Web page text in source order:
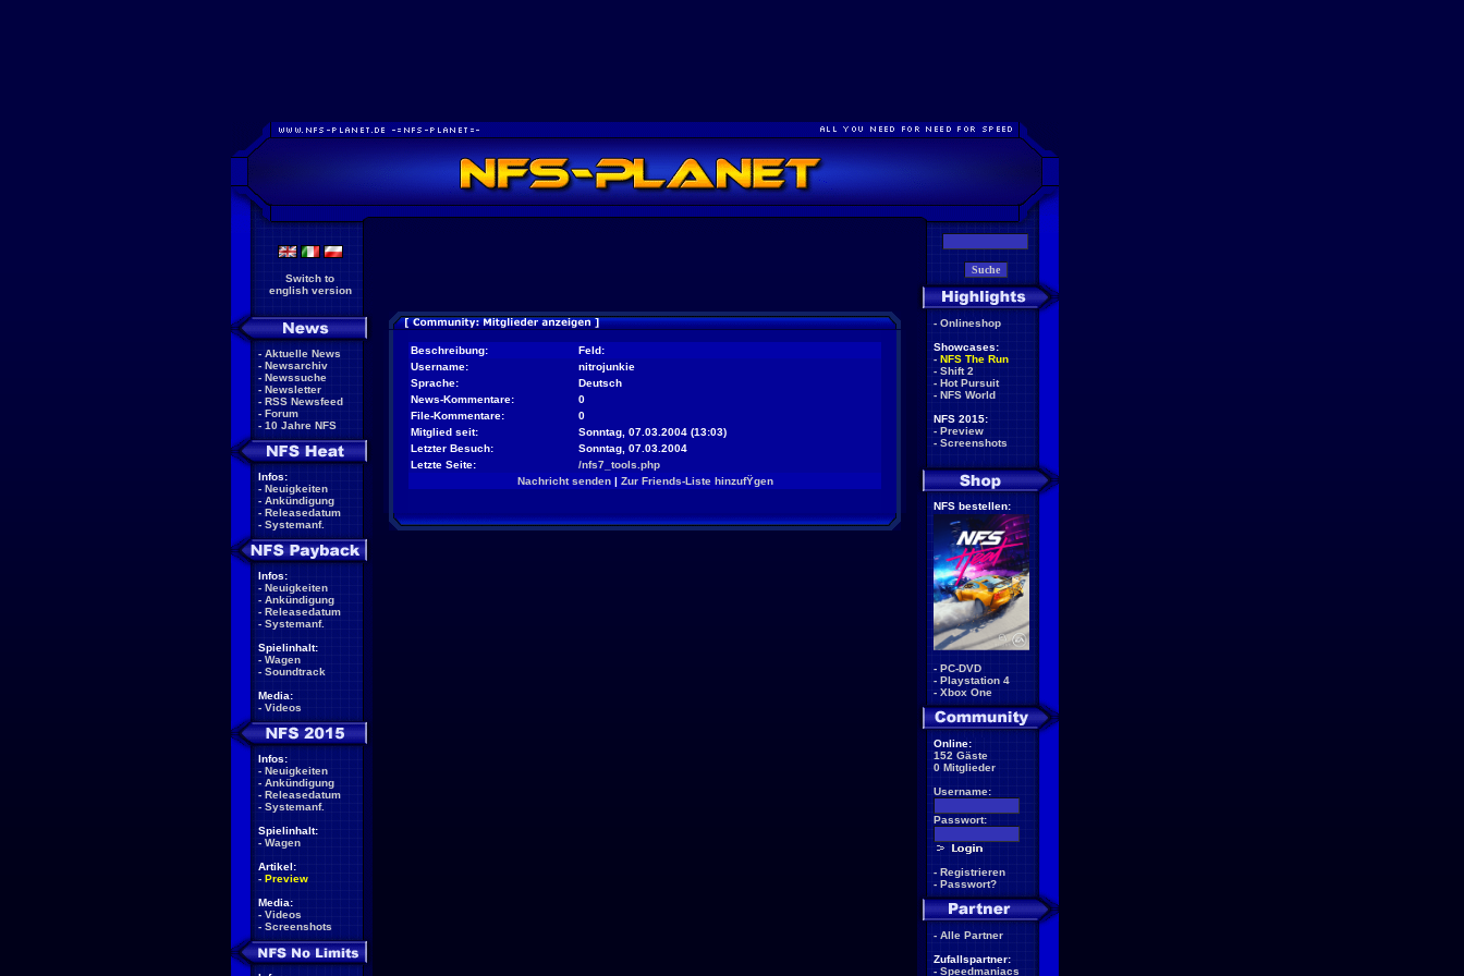
Switch to
english version
- Aktuelle News
- Newsarchiv
- Newssuche
- Newsletter
- RSS Newsfeed
- Forum
- 10 Jahre NFS
Infos:
- Neuigkeiten
- Ankündigung
- Releasedatum
- Systemanf.
Infos:
- Neuigkeiten
- Ankündigung
- Releasedatum
- Systemanf.
Spielinhalt:
- Wagen
- Soundtrack
Media:
- Videos
Infos:
- Neuigkeiten
- Ankündigung
- Releasedatum
- Systemanf.
Spielinhalt:
- Wagen
Artikel:
- Preview
Media:
- Videos
- Screenshots
Beschreibung:
Feld:
Username:
nitrojunkie
Sprache:
Deutsch
News-Kommentare:
0
File-Kommentare:
0
Mitglied seit:
Sonntag, 07.03.2004 (13:03)
Letzter Besuch:
Sonntag, 07.03.2004
Letzte Seite:
/nfs7_tools.php
Nachricht senden| Zur Friends-Liste hinzufŸgen
- Onlineshop
Showcases:
- NFS The Run
- Shift 2
- Hot Pursuit
- NFS World
NFS 2015:
- Preview
- Screenshots
NFS bestellen:
- PC-DVD
- Playstation 4
- Xbox One
Online:
152 Gäste
0 Mitglieder
Username:
Passwort:
- Registrieren
- Passwort?
- Alle Partner
Zufallspartner:
- Speedmaniacs